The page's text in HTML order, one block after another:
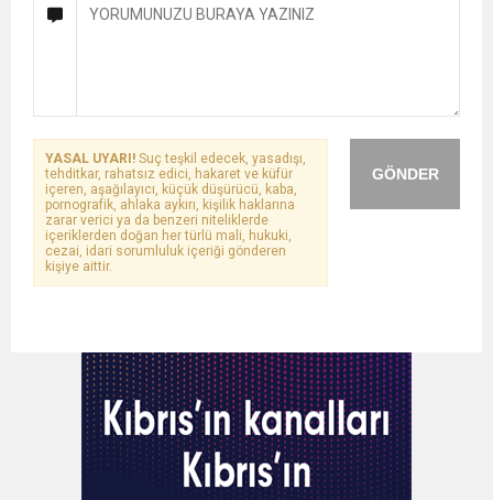
GÖNDER
YASAL UYARI! Suç teşkil edecek, yasadışı,
tehditkar, rahatsız edici, hakaret ve küfür
içeren, aşağılayıcı, küçük düşürücü, kaba,
pornografik, ahlaka aykırı, kişilik haklarına
zarar verici ya da benzeri niteliklerde
içeriklerden doğan her türlü mali, hukuki,
cezai, idari sorumluluk içeriği gönderen
kişiye aittir.